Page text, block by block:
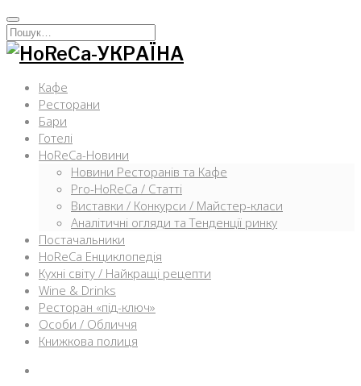
Перейти
к
содержимому
Искать:
Кафе
Ресторани
Бари
Готелі
HoReCa-Новини
Новини Ресторанів та Кафе
Pro-HoReCa / Статті
Виставки / Конкурси / Майстер-класи
Аналітичні огляди та Тенденції ринку
Постачальники
HoReCa Енциклопедія
Кухні світу / Найкращі рецепти
Wine & Drinks
Ресторан «під-ключ»
Особи / Обличчя
Книжкова полиця